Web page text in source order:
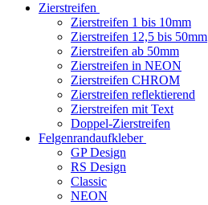
Zierstreifen
Zierstreifen 1 bis 10mm
Zierstreifen 12,5 bis 50mm
Zierstreifen ab 50mm
Zierstreifen in NEON
Zierstreifen CHROM
Zierstreifen reflektierend
Zierstreifen mit Text
Doppel-Zierstreifen
Felgenrandaufkleber
GP Design
RS Design
Classic
NEON